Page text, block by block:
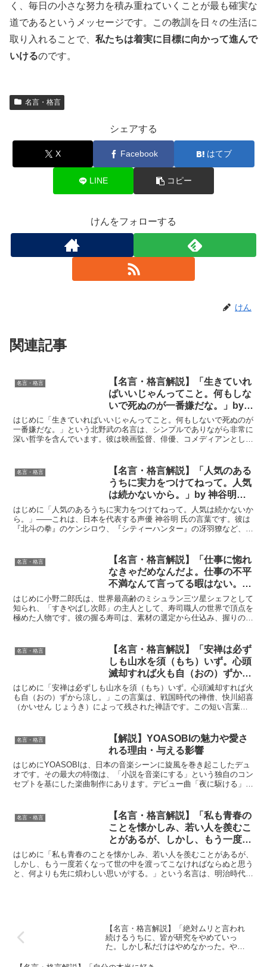
く、毎日の小さな努力を積み重ねていくことが最も確実な
道であるというメッセージです。この教訓を日々の生活に
取り入れることで、 私たちは着実に目標に向かって進んで
いけるのです。
名言・格言
シェアする
X Facebook はてブ
LINE コピー
けんをフォローする
けん
関連記事
名言・格言
【名言・格言解説】「生きていれ
ばいいじゃんってこと。何もしな
いで死ぬのが一番嫌だな。」by
北野武の深い意味と得られる教訓
はじめに「生きていればいいじゃんってこと。何もしないで死ぬのが
一番嫌だな。」という北野武の名言は、シンプルでありながら非常に
深い哲学を含んでいます。彼は映画監督、俳優、コメディアンとして
名言・格言
【名言・格言解説】「人気のある
うちに実力をつけてねって。人気
は続かないから。」by 神谷明の
深い意味と得られる教訓
はじめに「人気のあるうちに実力をつけてねって。人気は続かないか
ら。」——これは、日本を代表する声優 神谷明 氏の言葉です。彼は
『北斗の拳』のケンシロウ、『シティーハンター』の冴羽獠など、多
名言・格言
【名言・格言解説】「仕事に惚れ
なきゃだめなんだよ。仕事の不平
不満なんて言ってる暇はない。技
を磨くことに人生を賭けなき
ゃ。」by 小野二郎の深い意味と
得られる教訓
はじめに小野二郎氏は、世界最高齢のミシュラン三ツ星シェフとして
知られ、「すきやばし次郎」の主人として、寿司職人の世界で頂点を
極めた人物です。彼の握る寿司は、素材の選定から仕込み、握りの技
名言・格言
【名言・格言解説】「安禅は必ず
しも山水を須（もち）いず。心頭
滅却すれば火も自（おの）ずから
涼し。」by 快川 紹喜の深い意味
と得られる教訓
はじめに「安禅は必ずしも山水を須（もち）いず。心頭滅却すれば火
も自（おの）ずから涼し。」この言葉は、戦国時代の禅僧、快川紹喜
（かいせん じょうき）によって残された禅語です。この短い言葉の
名言・格言
【解説】YOASOBIの魅力や愛さ
れる理由・与える影響
はじめにYOASOBIは、日本の音楽シーンに旋風を巻き起こしたデュ
オです。その最大の特徴は、「小説を音楽にする」という独自のコン
セプトを基にした楽曲制作にあります。デビュー曲「夜に駆ける」は
名言・格言
【名言・格言解説】「私も青春の
ことを懐かしみ、若い人を羨むこ
とがあるが、しかし、もう一度若
くなって世の中を渡ってこなけれ
ばならぬと思うと、何よりも先に
煩わしい思いがする。」by 正宗
はじめに「私も青春のことを懐かしみ、若い人を羨むことがあるが、
しかし、もう一度若くなって世の中を渡ってこなければならぬと思う
と、何よりも先に煩わしい思いがする。」という名言は、明治時代の
【名言・格言解説】「絶対ムリと言われ
続けるうちに、皆が研究をやめていっ
た。しかし私だけはやめなかった。やり
い意味と得られる教訓